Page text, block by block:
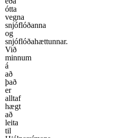
ótta
vegna
snjóflóðanna
og
snjóflóðahættunnar.
Við
minnum
á
að
það
er
alltaf
hægt
að
leita
til